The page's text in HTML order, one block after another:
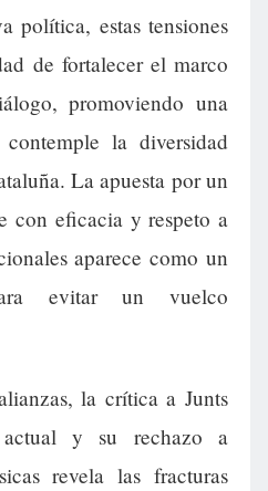
política, estas tensiones
de fortalecer el marco
promoviendo una
la diversidad
La apuesta por un
con eficacia y respeto a
aparece como un
evitar un vuelco
la crítica a Junts
y su rechazo a
revela las fracturas